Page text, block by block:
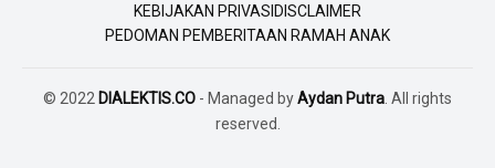
KEBIJAKAN PRIVASIDISCLAIMER
PEDOMAN PEMBERITAAN RAMAH ANAK
© 2022 DIALEKTIS.CO - Managed byAydan Putra . All rights
reserved.